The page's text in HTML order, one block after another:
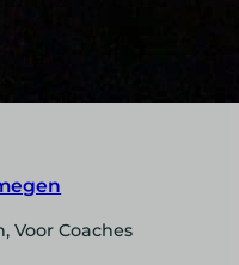
Voor Coaches